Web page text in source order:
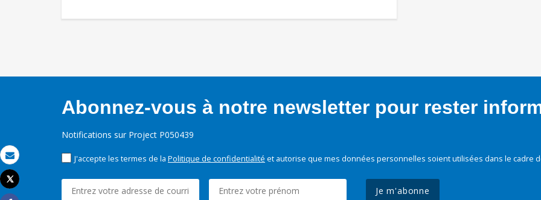
Email
Imprimer
Tweet
Abonnez-vous à notre newsletter pour rester
Notifications sur Project P050439
J'accepte les termes de la Politique de confidentialité et autorise que mes données personnelles soient utilisées dans le cadre
Je m'abonne